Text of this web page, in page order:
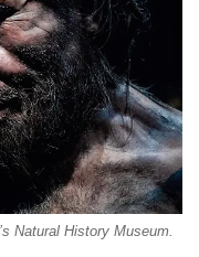
Natural​ History​ Museum.​